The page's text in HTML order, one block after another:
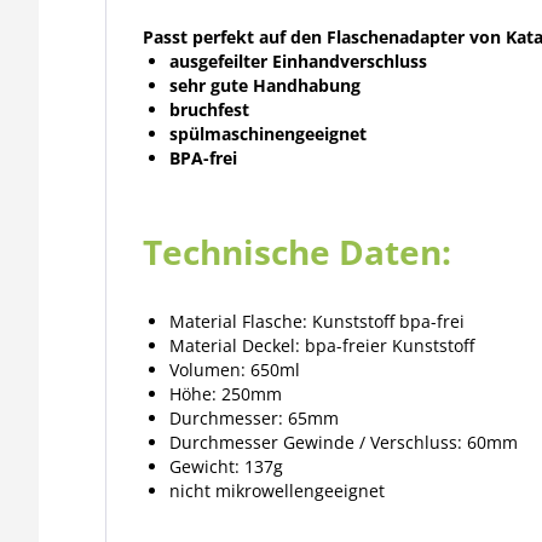
Passt perfekt auf den Flaschenadapter von
ausgefeilter Einhandverschluss
sehr gute Handhabung
bruchfest
spülmaschinengeeignet
BPA-frei
Technische Daten:
Material Flasche: Kunststoff bpa-frei
Material Deckel: bpa-freier Kunststoff
Volumen: 650ml
Höhe: 250mm
Durchmesser: 65mm
Durchmesser Gewinde / Verschluss: 60mm
Gewicht: 137g
nicht mikrowellengeeignet